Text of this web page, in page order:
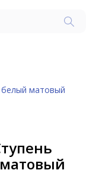
белый матовый